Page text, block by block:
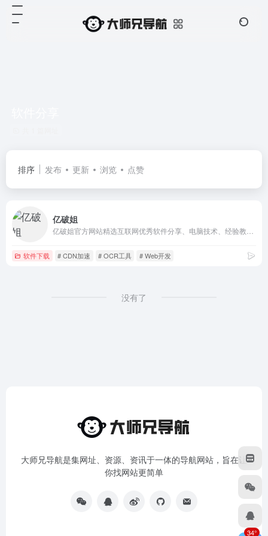
排序 发布 更新 浏览 点赞
亿破姐
软件下载 # CDN加速 # OCR工具 # Web开发
没有了
大师兄导航是集网址、资源、资讯于一体的导航网站，旨在让
你找网站更简单
34°